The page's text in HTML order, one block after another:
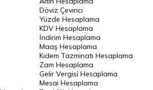
İsveç Kronu Kuru
Japon Yeni Kuru
Serbest Piyasa Döviz Kurları
Merkez Bankası Döviz Kurları
Döviz Çevirici
Yüzde Hesaplama
KDV Hesaplama
İndirim Hesaplama
Maaş Hesaplama
Kıdem Tazminatı Hesaplama
Zam Hesaplama
Gelir Vergisi Hesaplama
Mesai Hesaplama